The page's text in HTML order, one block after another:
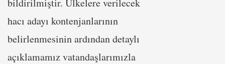
hacı adayı kontenjanlarının
belirlenmesinin ardından detaylı
açıklamamız vatandaşlarımızla